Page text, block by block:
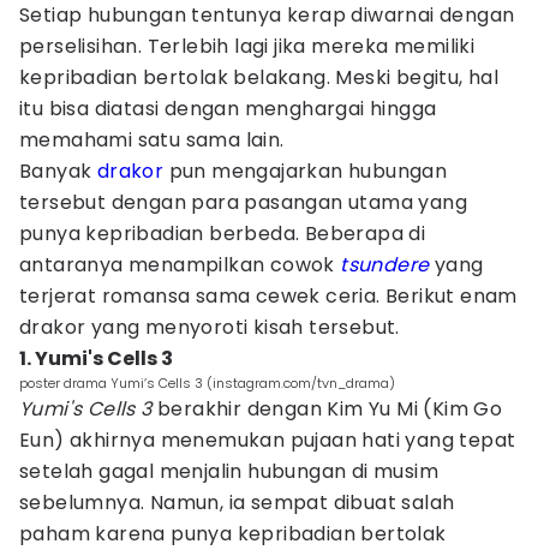
Setiap hubungan tentunya kerap diwarnai dengan
perselisihan. Terlebih lagi jika mereka memiliki
kepribadian bertolak belakang. Meski begitu, hal
itu bisa diatasi dengan menghargai hingga
memahami satu sama lain.
Banyak drakor pun mengajarkan hubungan
tersebut dengan para pasangan utama yang
punya kepribadian berbeda. Beberapa di
antaranya menampilkan cowok tsundereyang
terjerat romansa sama cewek ceria. Berikut enam
drakor yang menyoroti kisah tersebut.
1. Yumi's Cells 3
poster drama Yumi’s Cells 3 (instagram.com/tvn_drama)
Yumi's Cells 3berakhir dengan Kim Yu Mi (Kim Go
Eun) akhirnya menemukan pujaan hati yang tepat
setelah gagal menjalin hubungan di musim
sebelumnya. Namun, ia sempat dibuat salah
paham karena punya kepribadian bertolak